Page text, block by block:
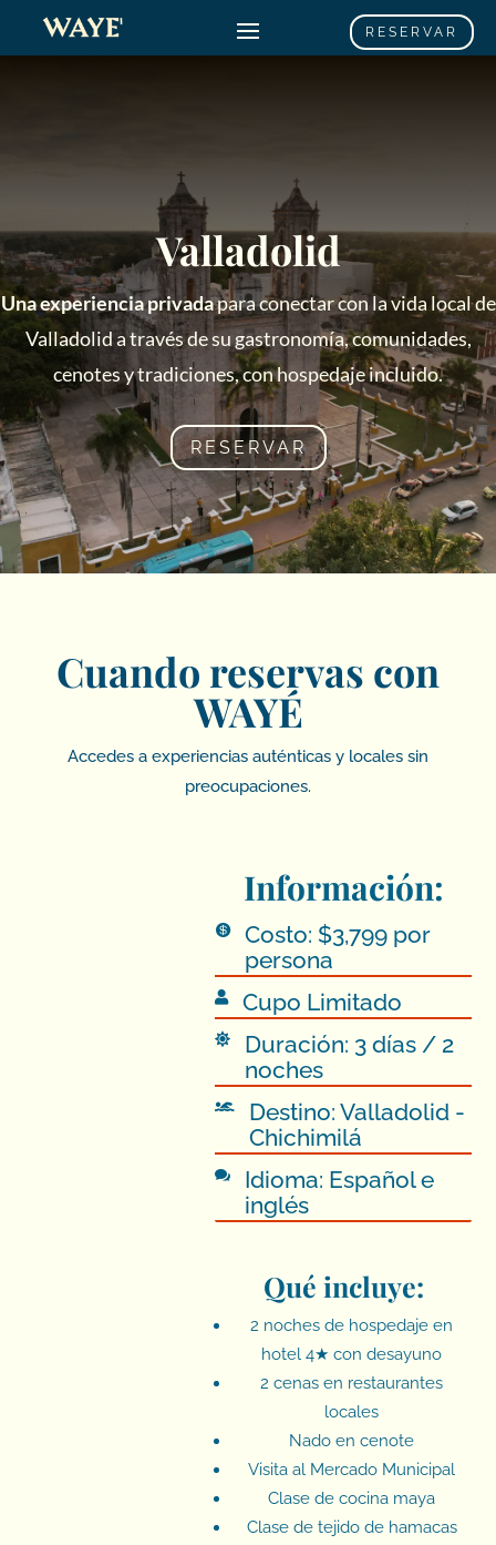
RESERVAR
Valladolid
Una experiencia privadapara conectar con la vida local de
Valladolid a través de su gastronomía, comunidades,
cenotes y tradiciones, con hospedaje incluido.
RESERVAR
Cuando reservas con
WAYÉ
Accedes a experiencias auténticas y locales sin
preocupaciones.
Información:

Costo: $3,799 por
persona
 Cupo Limitado

Duración: 3 días / 2
noches

Destino: Valladolid -
Chichimilá

Idioma: Español e
inglés
Qué incluye:
2 noches de hospedaje en
hotel 4★ con desayuno
2 cenas en restaurantes
locales
Nado en cenote
Visita al Mercado Municipal
Clase de cocina maya
Clase de tejido de hamacas